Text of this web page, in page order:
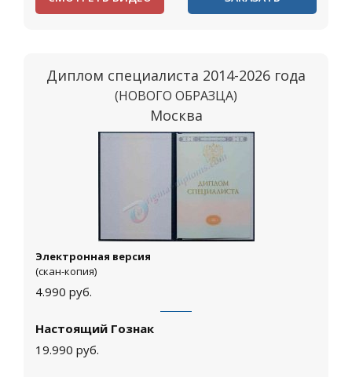
Диплом специалиста 2014-2026 года
(НОВОГО ОБРАЗЦА)
Москва
Электронная версия
(скан-копия)
4.990 руб.
Настоящий Гознак
19.990 руб.